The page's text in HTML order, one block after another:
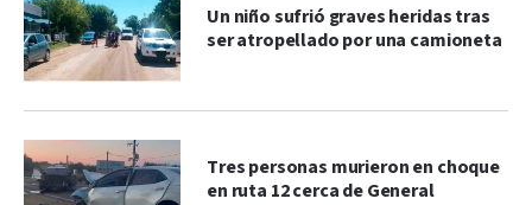
Un niño sufrió graves heridas tras
ser atropellado por una camioneta
Tres personas murieron en choque
en ruta 12 cerca de General